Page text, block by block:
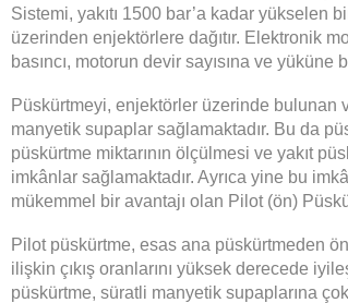
Sistemi, yakıtı 1500 bar’a kadar yükselen
üzerinden enjektörlere dağıtır. Elektronik
basıncı, motorun devir sayısına ve yüküne
Püskürtmeyi, enjektörlerüzerinde bulunan
manyetik supaplar sağlamaktadır. Bu da
püskürtme miktarının ölçülmesi ve yakıt
imkânlar sağlamaktadır. Ayrıca yine bu
mükemmel bir avantajı olan Pilot (ön)
Pilot püskürtme, esas ana püskürtmeden
ilişkin çıkış oranlarını yüksek derecede
püskürtme, süratli manyetik supaplarına